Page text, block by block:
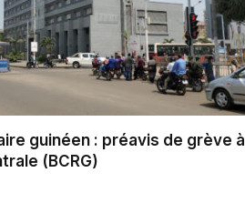
guinéen : préavis de grève à
(BCRG)